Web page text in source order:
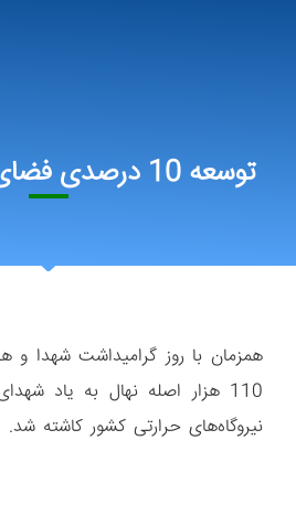
توسعه 10 درصدی فضای سبز نیروگاه‌ها
همزمان با روز گرامیداشت شهدا و
110 هزار اصله نهال به یاد
نیروگاه‌های حرارتی کشور کاشته شد.